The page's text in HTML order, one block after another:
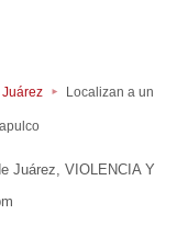
Localizan a un
Juárez
VIOLENCIA Y